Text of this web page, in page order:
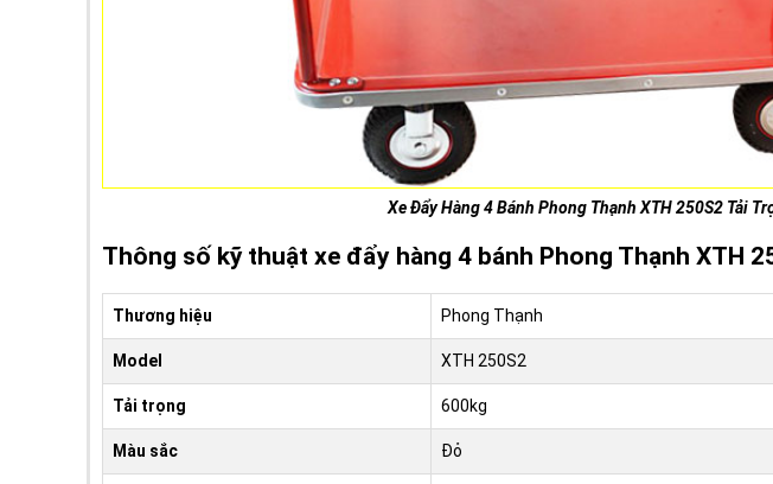
Xe Đẩy Hàng 4 Bánh Phong Thạnh XTH 250S2 Tải
Thông số kỹ thuật xe đẩy hàng 4 bánh Phong Thạnh XTH
Thương hiệu Phong Thạnh
Model XTH 250S2
Tải trọng 600kg
Màu sắc Đỏ